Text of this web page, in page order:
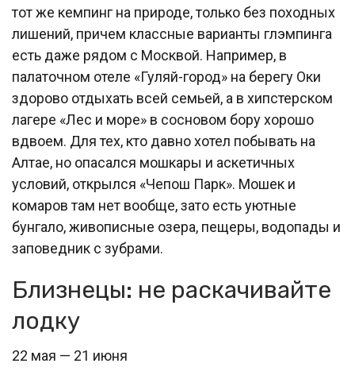
тот же кемпинг на природе, только без походных
лишений, причем классные варианты глэмпинга
есть даже рядом с Москвой. Например, в
палаточном отеле «Гуляй-город» на берегу Оки
здорово отдыхать всей семьей, а в хипстерском
лагере «Лес и море» в сосновом бору хорошо
вдвоем. Для тех, кто давно хотел побывать на
Алтае, но опасался мошкары и аскетичных
условий, открылся «Чепош Парк». Мошек и
комаров там нет вообще, зато есть уютные
бунгало, живописные озера, пещеры, водопады и
заповедник с зубрами.
Близнецы: не раскачивайте
лодку
22 мая — 21 июня